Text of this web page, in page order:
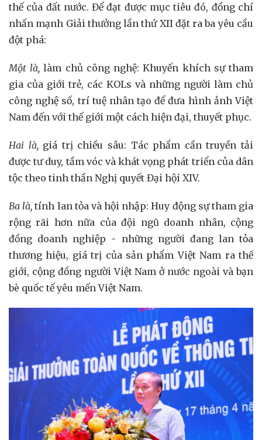
thế của đất nước. Để đạt được mục tiêu đó, đồng chí
nhấn mạnh Giải thưởng lần thứ XII đặt ra ba yêu cầu
đột phá:
Một là, làm chủ công nghệ: Khuyến khích sự tham
gia của giới trẻ, các KOLs và những người làm chủ
công nghệ số, trí tuệ nhân tạo để đưa hình ảnh Việt
Nam đến với thế giới một cách hiện đại, thuyết phục.
Hai là, giá trị chiều sâu: Tác phẩm cần truyền tải
được tư duy, tầm vóc và khát vọng phát triển của dân
tộc theo tinh thần Nghị quyết Đại hội XIV.
Ba là,tính lan tỏa và hội nhập: Huy động sự tham gia
rộng rãi hơn nữa của đội ngũ doanh nhân, cộng
đồng doanh nghiệp - những người đang lan tỏa
thương hiệu, giá trị của sản phẩm Việt Nam ra thế
giới, cộng đồng người Việt Nam ở nước ngoài và bạn
bè quốc tế yêu mến Việt Nam.